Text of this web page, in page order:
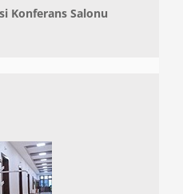
Konferans Salonu